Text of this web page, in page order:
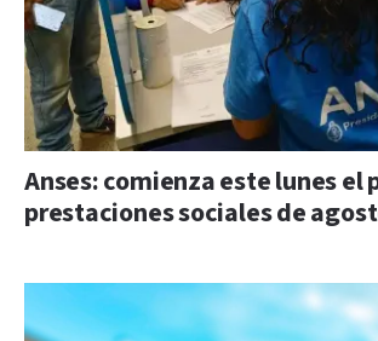
Anses: comienza este lunes el
prestaciones sociales de